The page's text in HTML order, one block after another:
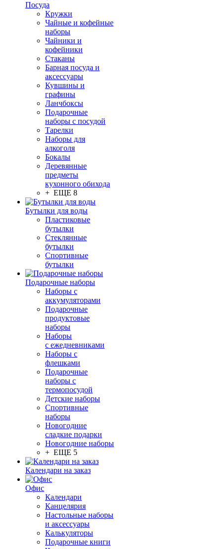
Посуда
Кружки
Чайные и кофейные
наборы
Чайники и
кофейники
Стаканы
Барная посуда и
аксессуары
Кувшины и
графины
Ланчбоксы
Подарочные
наборы с посудой
Тарелки
Наборы для
алкоголя
Бокалы
Деревянные
предметы
кухонного обихода
+ ЕЩЕ 8
Бутылки для воды
Пластиковые
бутылки
Стеклянные
бутылки
Спортивные
бутылки
Подарочные наборы
Наборы с
аккумуляторами
Подарочные
продуктовые
наборы
Наборы
с ежедневниками
Наборы с
флешками
Подарочные
наборы с
термопосудой
Детские наборы
Спортивные
наборы
Новогодние
сладкие подарки
Новогодние наборы
+ ЕЩЕ 5
Календари на заказ
Офис
Календари
Канцелярия
Настольные наборы
и аксессуары
Калькуляторы
Подарочные книги